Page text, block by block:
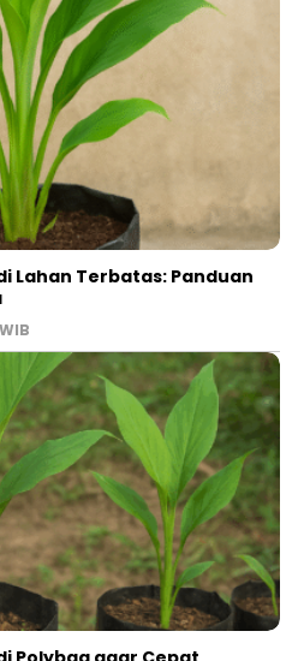
Lahan Terbatas: Panduan